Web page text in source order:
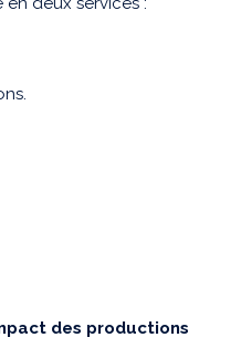
des productions